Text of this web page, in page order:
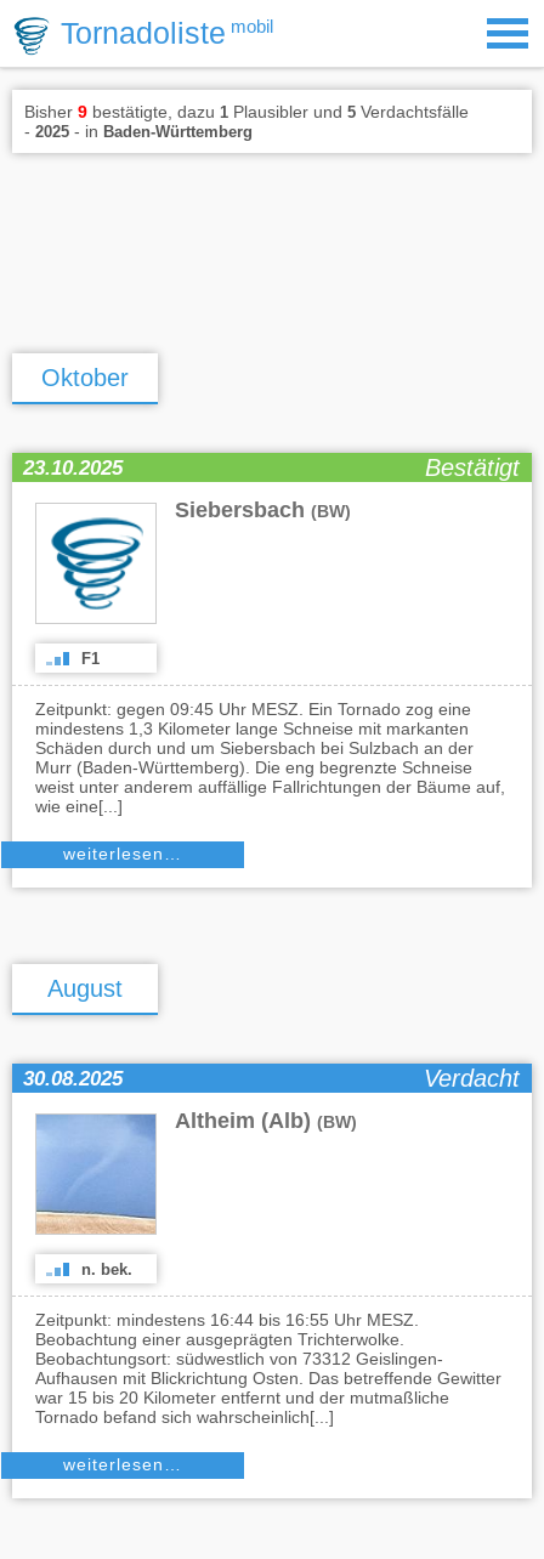
Tornadoliste mobil
Bisher 9 bestätigte, dazu 1 Plausibler und 5 Verdachtsfälle
- 2025 - in Baden-Württemberg
Oktober
23.10.2025 Bestätigt
Siebersbach (BW)
F1
Zeitpunkt: gegen 09:45 Uhr MESZ. Ein Tornado zog eine
mindestens 1,3 Kilometer lange Schneise mit markanten
Schäden durch und um Siebersbach bei Sulzbach an der
Murr (Baden-Württemberg). Die eng begrenzte Schneise
weist unter anderem auffällige Fallrichtungen der Bäume auf,
wie eine[...]
weiterlesen…
August
30.08.2025 Verdacht
Altheim (Alb) (BW)
n. bek.
Zeitpunkt: mindestens 16:44 bis 16:55 Uhr MESZ.
Beobachtung einer ausgeprägten Trichterwolke.
Beobachtungsort: südwestlich von 73312 Geislingen-
Aufhausen mit Blickrichtung Osten. Das betreffende Gewitter
war 15 bis 20 Kilometer entfernt und der mutmaßliche
Tornado befand sich wahrscheinlich[...]
weiterlesen…